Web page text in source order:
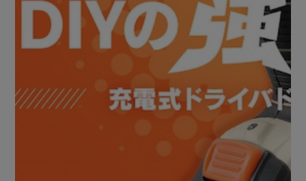
使用できます。